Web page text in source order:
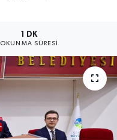
1 DK
OKUNMA SÜRESI